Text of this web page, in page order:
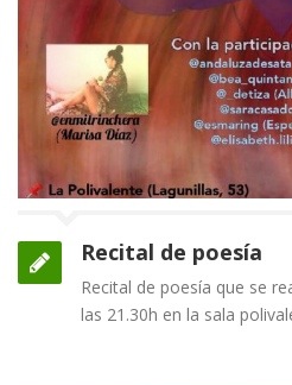
Recital de poesía
Recital de poesía que se
las 21.30h en la sala